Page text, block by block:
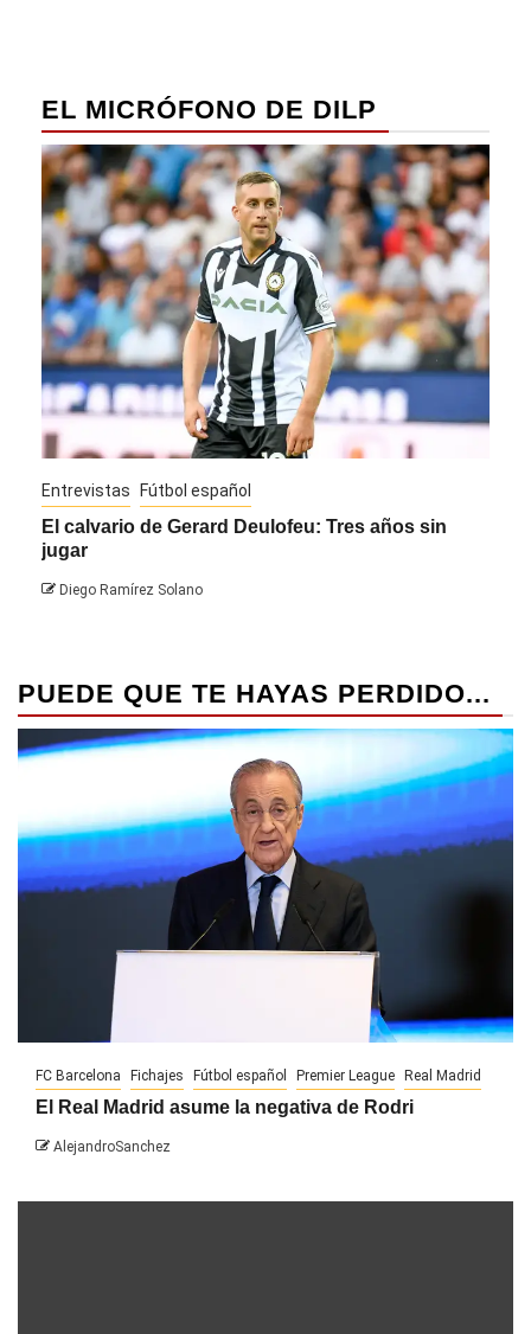
EL MICRÓFONO DE DILP
Entrevistas Fútbol español
El calvario de Gerard Deulofeu: Tres años sin
jugar
Diego Ramírez Solano
PUEDE QUE TE HAYAS PERDIDO...
FC Barcelona Fichajes Fútbol español Premier League Real Madrid
El Real Madrid asume la negativa de Rodri
AlejandroSanchez